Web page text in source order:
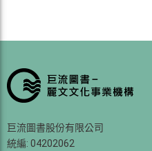
巨流圖書股份有限公司
統編: 04202062